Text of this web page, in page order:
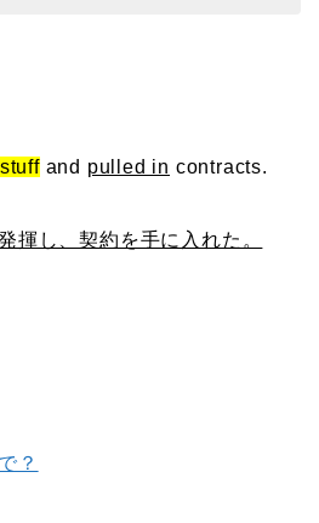
and pulled in contracts.
揮し、契約を手に入れた。
？